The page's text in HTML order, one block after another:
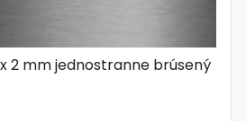
2 mm jednostranne brúsený